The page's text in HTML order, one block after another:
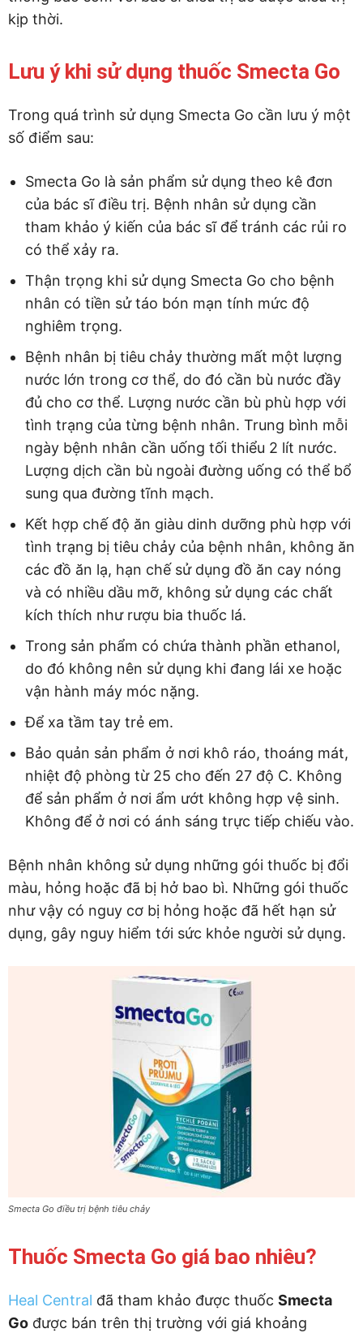
kịp thời.
Lưu ý khi sử dụng thuốc Smecta Go
Trong quá trình sử dụng Smecta Go cần lưu ý một
số điểm sau:
Smecta Go là sản phẩm sử dụng theo kê đơn
của bác sĩ điều trị. Bệnh nhân sử dụng cần
tham khảo ý kiến của bác sĩ để tránh các rủi ro
có thể xảy ra.
Thận trọng khi sử dụng Smecta Go cho bệnh
nhân có tiền sử táo bón mạn tính mức độ
nghiêm trọng.
Bệnh nhân bị tiêu chảy thường mất một lượng
nước lớn trong cơ thể, do đó cần bù nước đầy
đủ cho cơ thể. Lượng nước cần bù phù hợp với
tình trạng của từng bệnh nhân. Trung bình mỗi
ngày bệnh nhân cần uống tối thiểu 2 lít nước.
Lượng dịch cần bù ngoài đường uống có thể bổ
sung qua đường tĩnh mạch.
Kết hợp chế độ ăn giàu dinh dưỡng phù hợp với
tình trạng bị tiêu chảy của bệnh nhân, không ăn
các đồ ăn lạ, hạn chế sử dụng đồ ăn cay nóng
và có nhiều dầu mỡ, không sử dụng các chất
kích thích như rượu bia thuốc lá.
Trong sản phẩm có chứa thành phần ethanol,
do đó không nên sử dụng khi đang lái xe hoặc
vận hành máy móc nặng.
Để xa tầm tay trẻ em.
Bảo quản sản phẩm ở nơi khô ráo, thoáng mát,
nhiệt độ phòng từ 25 cho đến 27 độ C. Không
để sản phẩm ở nơi ẩm ướt không hợp vệ sinh.
Không để ở nơi có ánh sáng trực tiếp chiếu vào.
Bệnh nhân không sử dụng những gói thuốc bị đổi
màu, hỏng hoặc đã bị hở bao bì. Những gói thuốc
như vậy có nguy cơ bị hỏng hoặc đã hết hạn sử
dụng, gây nguy hiểm tới sức khỏe người sử dụng.
Smecta Go điều trị bệnh tiêu chảy
Thuốc Smecta Go giá bao nhiêu?
Heal Central đã tham khảo được thuốc Smecta
Go được bán trên thị trường với giá khoảng